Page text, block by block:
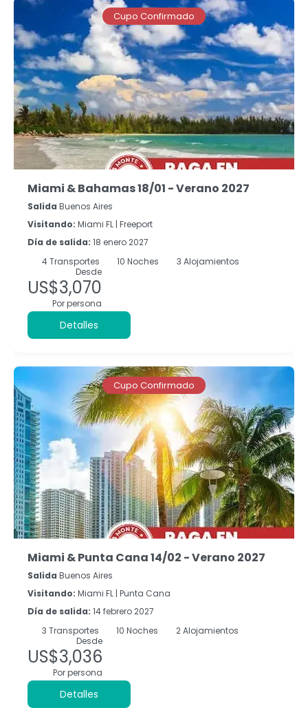
Cupo Confirmado
Miami & Bahamas 18/01 - Verano 2027
Salida Buenos Aires
Visitando: Miami FL | Freeport
Día de salida: 18 enero 2027
4Transportes 10 Noches
3 Alojamientos
Desde
US$3,070
Por persona
Detalles
Cupo Confirmado
Miami & Punta Cana 14/02 - Verano 2027
Salida Buenos Aires
Visitando: Miami FL | Punta Cana
Día de salida: 14 febrero 2027
3 Transportes 10 Noches
2 Alojamientos
Desde
US$3,036
Por persona
Detalles